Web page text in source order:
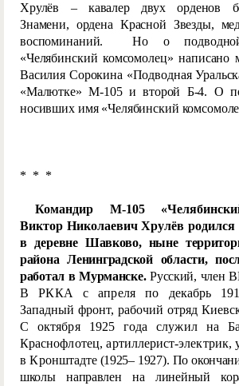
Хрулёв – кавалер двух орденов
Знамени, ордена Красной Звезды,
воспоминаний. Но о
«Челябинский комсомолец» написано
Василия Сорокина «Подводная
«Малютке» М-105 и второй Б-4. О
носивших имя «Челябинский
* * *
Командир М-105
Виктор Николаевич Хрулёв родился
в деревне Шавково, ныне
района Ленинградской области,
работал в Мурманске.Русский, член
В РККА с апреля по декабрь
Западный фронт, рабочий отряд
С октября 1925 года служил на
Краснофлотец, артиллерист-
в Кронштадте (1925– 1927). По
школы направлен на линейный